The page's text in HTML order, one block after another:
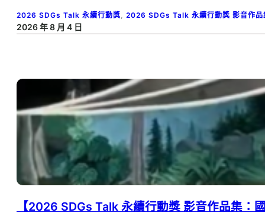
2026 SDGs Talk 永續行動獎, 2026 SDGs Talk 永續行動獎 影音作品
2026 年 8 月 4 日
【2026 SDGs Talk 永續行動獎 影音作品集：